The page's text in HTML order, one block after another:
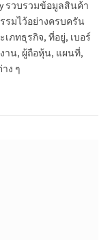
รวบรวมข้อมูลสินค้า
รมไว้อย่างครบครัน
ภทธุรกิจ, ที่อยู่, เบอร์
าน, ผู้ถือหุ้น, แผนที่,
ง ๆ